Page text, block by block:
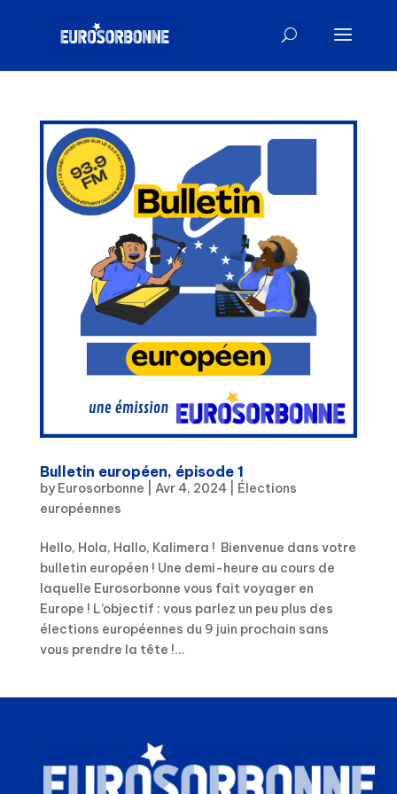
Bulletin européen, épisode 1
by Eurosorbonne Avr 4, 2024|
Élections
européennes
Hello, Hola, Hallo, Kalimera ! Bienvenue dans votre
bulletin européen ! Une demi-heure au cours de
laquelle Eurosorbonne vous fait voyager en
Europe ! L’objectif : vous parlez un peu plus des
élections européennes du 9 juin prochain sans
vous prendre la tête !...